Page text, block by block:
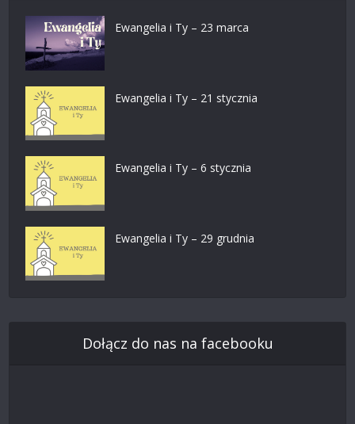
Ewangelia i Ty – 23 marca
Ewangelia i Ty – 21 stycznia
Ewangelia i Ty – 6 stycznia
Ewangelia i Ty – 29 grudnia
Dołącz do nas na facebooku